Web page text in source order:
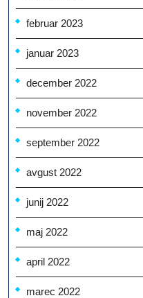
februar 2023
januar 2023
december 2022
november 2022
september 2022
avgust 2022
junij 2022
maj 2022
april 2022
marec 2022